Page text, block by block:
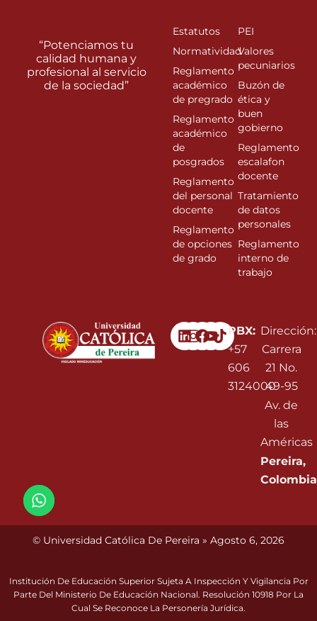
Linkedin
Instagram
Facebook
Youtube
PBX:
+57
606
3124000
Dirección:
Carrera
21 No.
49-95
Av. de
las
Américas
Pereira,
Colombia
“Potenciamos tu
calidad humana y
profesional al servicio
de la sociedad”
Estatutos
Normatividad
Reglamento
académico
de pregrado
Reglamento
académico
de
posgrados
Reglamento
del personal
docente
Reglamento
de opciones
de grado
PEI
Valores
pecuniarios
Buzón de
ética y
buen
gobierno
Reglamento
escalafon
docente
Tratamiento
de datos
personales
Reglamento
interno de
trabajo
© Universidad Católica De Pereira » Agosto 6, 2026
Institución De Educación Superior Sujeta A Inspección Y Vigilancia Por
Parte Del Ministerio De Educación Nacional. Resolución 10918 Por La
Cual Se Reconoce La Personería Jurídica.